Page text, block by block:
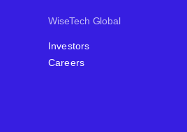
WiseTech Global
Investors
Careers